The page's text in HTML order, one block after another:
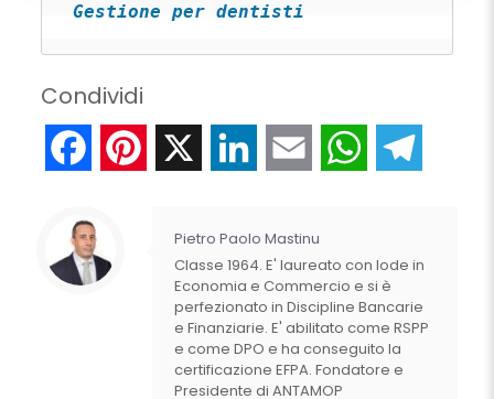
Gestione per dentisti
Condividi
FacebookPinterest LinkedIn Email WhatsApp
Pietro Paolo Mastinu
Classe 1964. E' laureato con lode in
Economia e Commercio e si è
perfezionato in Discipline Bancarie
e Finanziarie. E' abilitato come RSPP
e come DPO e ha conseguito la
certificazione EFPA. Fondatore e
Presidente di ANTAMOP